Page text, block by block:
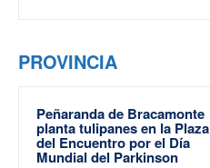
PROVINCIA
Peñaranda de Bracamonte
planta tulipanes en la Plaza
del Encuentro por el Día
Mundial del Parkinson